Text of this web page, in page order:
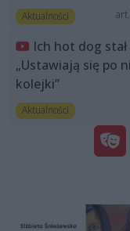
Aktualności
Ich hot dog
„Ustawiają się po
kolejki”
Aktualności